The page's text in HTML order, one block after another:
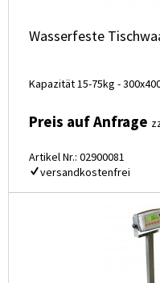
Wasserfeste
Kapazität 15-75kg -
Preis auf Anfrage
Artikel Nr.: 02900081
versandkostenfrei